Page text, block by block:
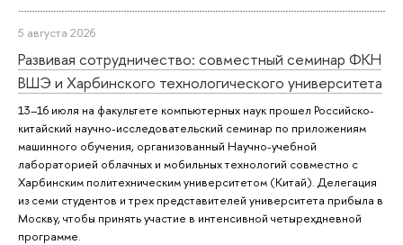
5 августа 2026
Развивая сотрудничество: совместный семинар ФКН
ВШЭ и Харбинского технологического университета
13–16 июля на факультете компьютерных наук прошел Российско-
китайский научно-исследовательский семинар по приложениям
машинного обучения, организованный Научно-учебной
лабораторией облачных и мобильных технологий совместно с
Харбинским политехническим университетом (Китай). Делегация
из семи студентов и трех представителей университета прибыла в
Москву, чтобы принять участие в интенсивной четырехдневной
программе.